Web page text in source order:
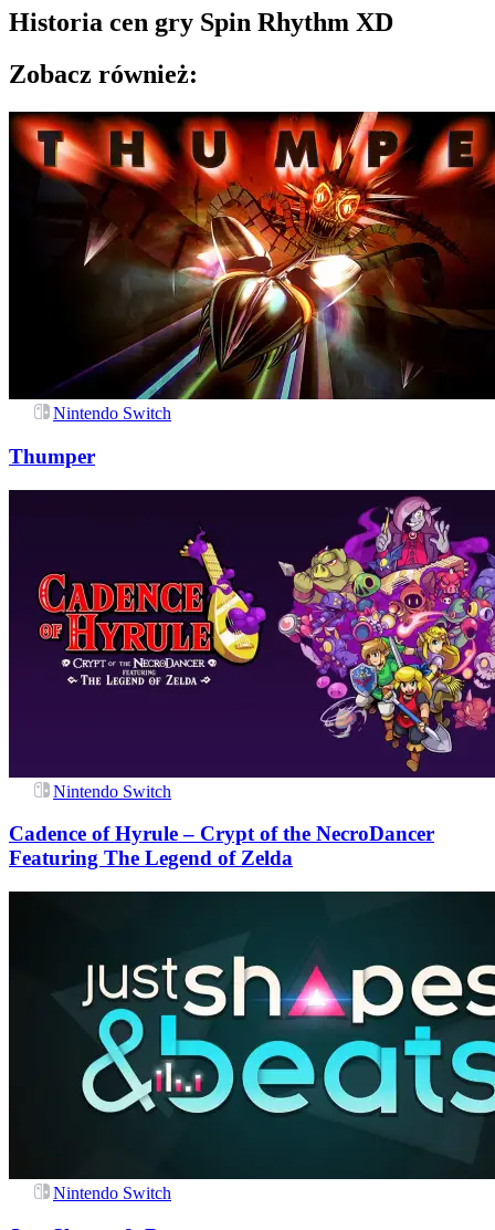
Historia cen gry Spin Rhythm XD
Zobacz również:
Nintendo Switch
Thumper
Nintendo Switch
Cadence of Hyrule – Crypt of the NecroDancer
Featuring The Legend of Zelda
Nintendo Switch